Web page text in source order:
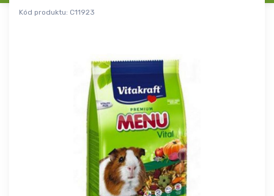
Kód produktu: C11923